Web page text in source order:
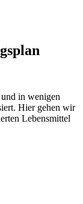
in wenigen
Hier gehen wir
Lebensmittel